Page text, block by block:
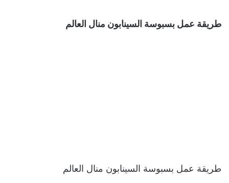
طريقة عمل بسبوسة السينابون منال العالم
طريقة عمل بسبوسة السينابون منال العالم